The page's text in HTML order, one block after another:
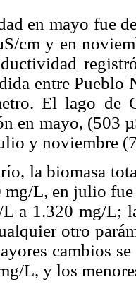
en mayo fue
cm y en
entre Pueblo
El lago de
en mayo, (503
y noviembre
la biomasa
mg/L, en julio
a 1.320 mg/L;
otro
cambios
L, y los